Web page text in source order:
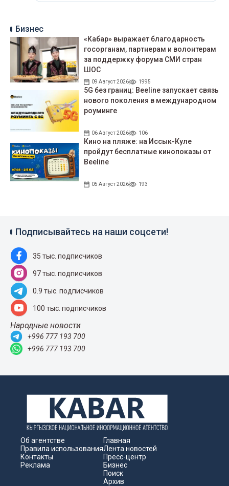
Бизнес
«Кабар» выражает благодарность
госорганам, партнерам и волонтерам
за поддержку форума СМИ стран
ШОС
09 Август 2026 1995
5G без границ: Beeline запускает связь
нового поколения в международном
роуминге
06 Август 2026 106
Кино на пляже: на Иссык-Куле
пройдут беcплатные кинопоказы от
Beeline
05 Август 2026 193
Подписывайтесь на наши соцсети!
35 тыс. подписчиков
97 тыс. подписчиков
0.9 тыс. подписчиков
100 тыс. подписчиков
Народные новости
+996 777 193 700
+996 777 193 700
Об агентстве
Правила использования
Контакты
Реклама
Главная
Лента новостей
Пресс-центр
Бизнес
Поиск
Архив